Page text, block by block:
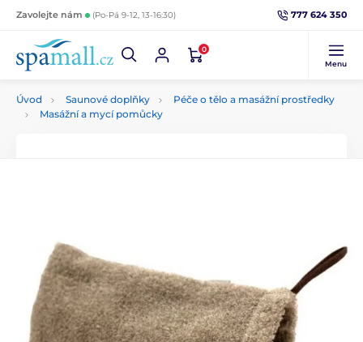
Zavolejte nám (Po-Pá 9-12, 13-16:30) 777 624 350
0
Menu
Úvod Saunové doplňky
Péče o tělo a masážní prostředky
Masážní a mycí pomůcky